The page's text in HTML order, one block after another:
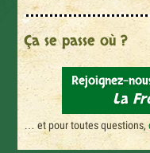
Ça se passe où ?
Rejoignez-
La
… et pour toutes questions,